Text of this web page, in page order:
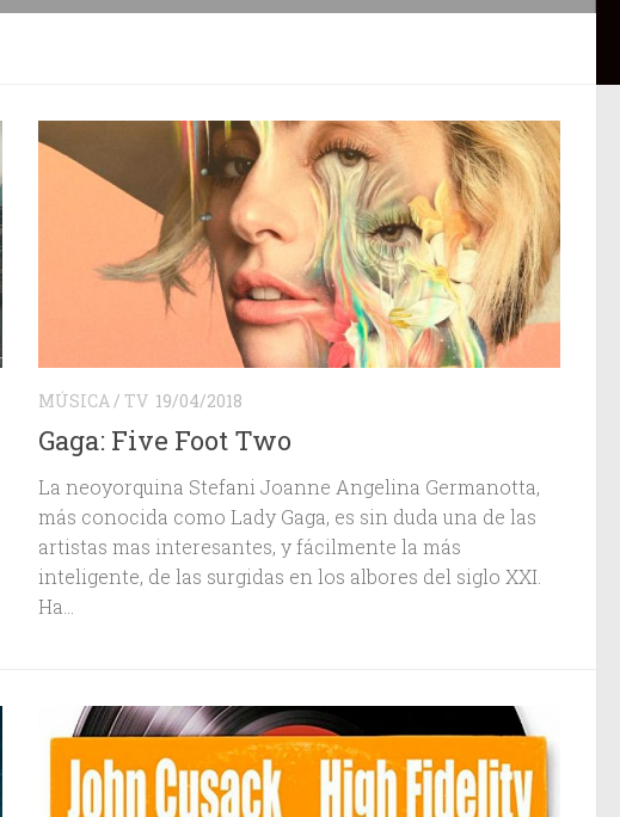
MÚSICA / TV 19/04/2018
Gaga: Five Foot Two
La neoyorquina Stefani Joanne Angelina Germanotta,
más conocida como Lady Gaga, es sin duda una de las
artistas mas interesantes, y fácilmente la más
inteligente, de las surgidas en los albores del siglo XXI.
Ha...